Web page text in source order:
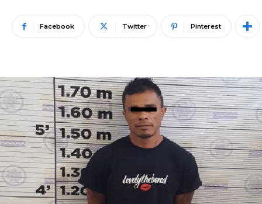
Facebook Twitter Pinterest